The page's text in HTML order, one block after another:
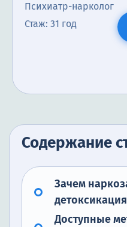
Психиатр-нарколог
Стаж: 31 год
Содержание
Зачем
детоксикация
Доступные